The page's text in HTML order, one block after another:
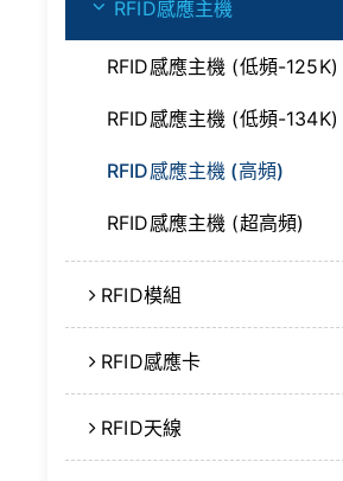
RFID感應主機
RFID感應主機 (低頻-125K)
RFID感應主機 (低頻-134K)
RFID感應主機 (高頻)
RFID感應主機 (超高頻)
RFID模組
RFID感應卡
RFID天線